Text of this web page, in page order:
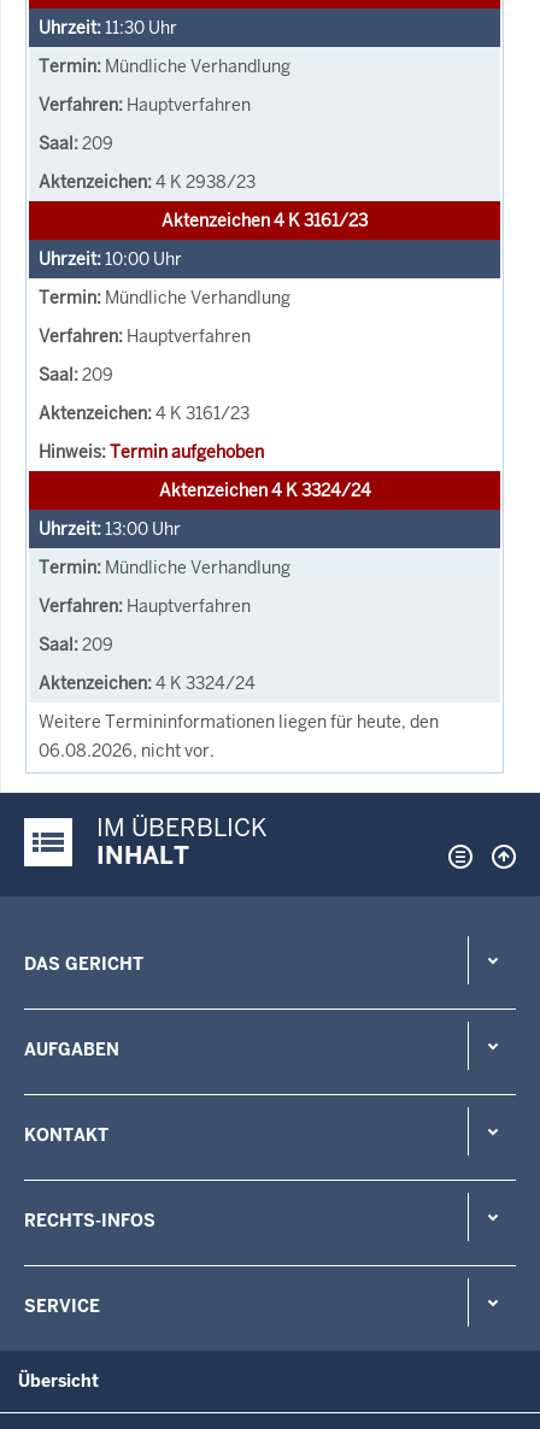
11:30 Uhr
Mündliche Verhandlung
Hauptverfahren
209
4 K 2938/23
Aktenzeichen 4 K 3161/23
10:00 Uhr
Mündliche Verhandlung
Hauptverfahren
209
4 K 3161/23
Termin aufgehoben
Aktenzeichen 4 K 3324/24
13:00 Uhr
Mündliche Verhandlung
Hauptverfahren
209
4 K 3324/24
Weitere Termininformationen liegen für heute, den
06.08.2026, nicht vor.
Justiz-Portal im Überblick:
IM ÜBERBLICK
INHALT
DAS GERICHT
AUFGABEN
KONTAKT
RECHTS-INFOS
SERVICE
Übersicht